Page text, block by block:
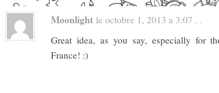
Moonlight le octobre 1, 2013 a 3:07 . .
Great idea, as you say, especially for
France! :)